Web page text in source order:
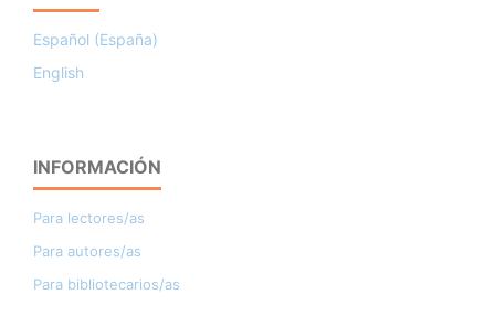
Español (España)
English
INFORMACIÓN
Para lectores/as
Para autores/as
Para bibliotecarios/as